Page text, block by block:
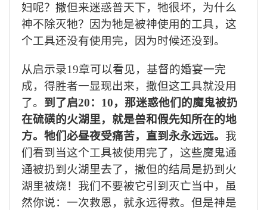
妇呢？撒但来迷惑普天下，牠很坏，为什么
神不除灭牠？因为牠是被神使用的工具，这
个工具还没有使用完，因为时候还没到。
从启示录19章可以看见，基督的婚宴一完
成，得胜者一显现出来，撒但这工具就没用
了。 到了启20： 10，那迷惑他们的魔鬼被扔
在硫磺的火湖里，就是兽和假先知所在的地
方。牠们必昼夜受痛苦，直到永永远远。 我
们看到当这个工具被使用完了，这些魔鬼通
通被扔到火湖里去了，撒但的结局是扔到火
湖里被烧！我们不要被它引到灭亡当中，虽
然你说：一次救恩，就永远得救。但是神是